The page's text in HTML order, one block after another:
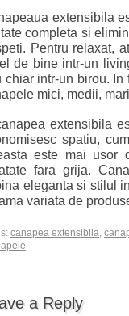
extensibila
completa si
Pentru relaxat,
de bine intr-un
chiar intr-un birou.
mici, medii,
extensibila
spatiu,
este mai usor
fara grija.
eleganta si stilul
variata de
canapea extensibila,
a Reply